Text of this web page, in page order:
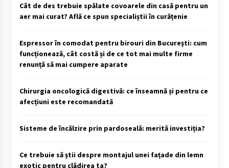
Cât de des trebuie spălate covoarele din casă pentru un
aer mai curat? Află ce spun specialiștii în curățenie
Espressor în comodat pentru birouri din București: cum
funcționează, cât costă și de ce tot mai multe firme
renunță să mai cumpere aparate
Chirurgia oncologică digestivă: ce înseamnă și pentru ce
afecțiuni este recomandată
Sisteme de încălzire prin pardoseală: merită investiția?
Ce trebuie să știi despre montajul unei fațade din lemn
exotic pentru clădirea ta?